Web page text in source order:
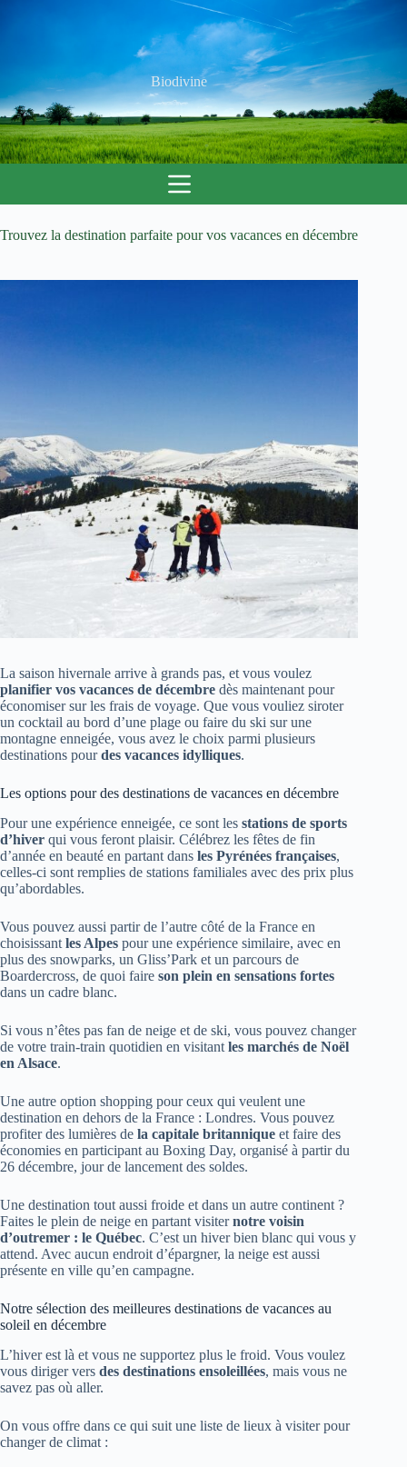
Biodivine
Trouvez la destination parfaite pour vos vacances en décembre
La saison hivernale arrive à grands pas, et vous voulez
planifier vos vacances de décembre dès maintenant pour
économiser sur les frais de voyage. Que vous vouliez siroter
un cocktail au bord d’une plage ou faire du ski sur une
montagne enneigée, vous avez le choix parmi plusieurs
destinations pourdes vacances idylliques.
Les options pour des destinations de vacances en décembre
Pour une expérience enneigée, ce sont les stations de sports
d’hiver qui vous feront plaisir. Célébrez les fêtes de fin
d’année en beauté en partant dans les Pyrénées françaises,
celles-ci sont remplies de stations familiales avec des prix plus
qu’abordables.
Vous pouvez aussi partir de l’autre côté de la France en
choisissant les Alpes pour une expérience similaire, avec en
plus des snowparks, un Gliss’Park et un parcours de
Boardercross, de quoi faire son plein en sensations fortes
dans un cadre blanc.
Si vous n’êtes pas fan de neige et de ski, vous pouvez changer
de votre train-train quotidien en visitant les marchés de Noël
en Alsace.
Une autre option shopping pour ceux qui veulent une
destination en dehors de la France : Londres. Vous pouvez
profiter des lumières de la capitale britannique et faire des
économies en participant au Boxing Day, organisé à partir du
26 décembre, jour de lancement des soldes.
Une destination tout aussi froide et dans un autre continent ?
Faites le plein de neige en partant visiternotre voisin
d’outremer : le Québec. C’est un hiver bien blanc qui vous y
attend. Avec aucun endroit d’épargner, la neige est aussi
présente en ville qu’en campagne.
Notre sélection des meilleures destinations de vacances au
soleil en décembre
L’hiver est là et vous ne supportez plus le froid. Vous voulez
vous diriger vers des destinations ensoleillées, mais vous ne
savez pas où aller.
On vous offre dans ce qui suit une liste de lieux à visiter pour
changer de climat :